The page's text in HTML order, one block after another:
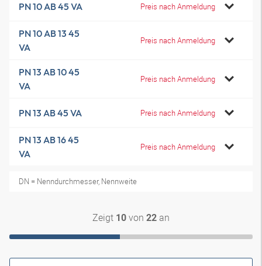
PN 10 AB 45 VA Preis nach Anmeldung
PN 10 AB 13 45
VA
Preis nach Anmeldung
PN 13 AB 10 45
VA
Preis nach Anmeldung
PN 13 AB 45 VA Preis nach Anmeldung
PN 13 AB 16 45
VA
Preis nach Anmeldung
DN = Nenndurchmesser, Nennweite
Zeigt 10 von 22 an